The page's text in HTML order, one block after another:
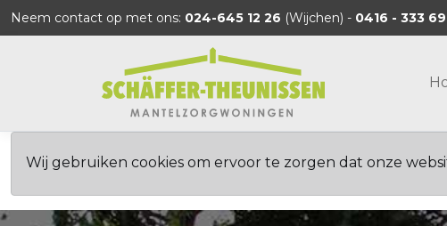
Neem contact op met ons: 024-645 12 26 (Wijchen) - 0416 - 333
Wij gebruiken cookies om ervoor te zorgen dat onze